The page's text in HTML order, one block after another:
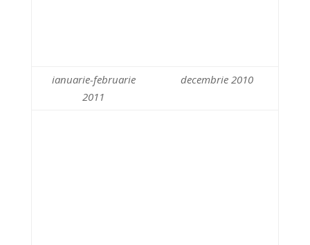
ianuarie-februarie
2011
decembrie 2010